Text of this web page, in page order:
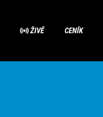
ŽIVĚ CENÍK